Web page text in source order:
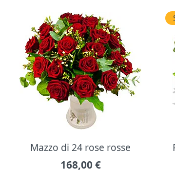
Mazzo di 24 rose rosse
168,00 €